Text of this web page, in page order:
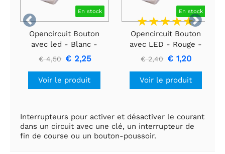


En stock
Opencircuit Bouton
avec led - Blanc -
verrouillage - métal
€ 4,50 € 2,25
Voir le produit
En stock
Opencircuit Bouton
avec LED - Rouge -
verrouillage - métal
€ 2,40 € 1,20
Voir le produit
Interrupteurs pour activer et désactiver le courant
dans un circuit avec une clé, un interrupteur de
fin de course ou un bouton-poussoir.